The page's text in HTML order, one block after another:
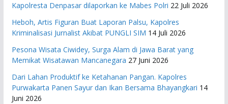
Kapolresta Denpasar dilaporkan ke Mabes Polri 22 Juli 2026
Heboh, Artis Figuran Buat Laporan Palsu, Kapolres
Kriminalisasi Jurnalist Akibat PUNGLI SIM 14 Juli 2026
Pesona Wisata Ciwidey, Surga Alam di Jawa Barat yang
Memikat Wisatawan Mancanegara 27 Juni 2026
Dari Lahan Produktif ke Ketahanan Pangan. Kapolres
Purwakarta Panen Sayur dan Ikan Bersama Bhayangkari 14
Juni 2026